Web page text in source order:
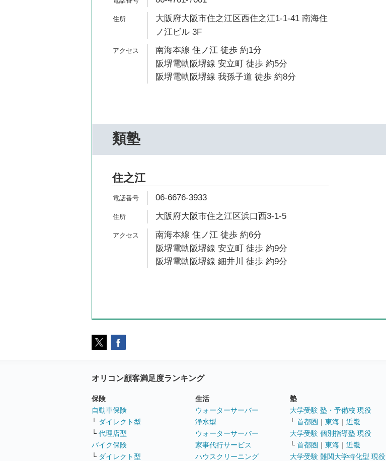
大阪府大阪市住之江区西住之江1-1-41 南海住
ノ江ビル 3F
南海本線 住ノ江 徒歩 約1分
阪堺電軌阪堺線 安立町 徒歩 約5分
阪堺電軌阪堺線 我孫子道 徒歩 約8分
類塾
住之江
06-6676-3933
大阪府大阪市住之江区浜口西3-1-5
南海本線 住ノ江 徒歩 約6分
阪堺電軌阪堺線 安立町 徒歩 約9分
阪堺電軌阪堺線 細井川 徒歩 約9分
オリコン顧客満足度ランキング
保険
自動車保険
└ ダイレクト型
└ 代理店型
バイク保険
└ ダイレクト型
生活
ウォーターサーバー
浄水型
ウォーターサーバー
家事代行サービス
ハウスクリーニング
塾
大学受験 塾・予備校 現役
└ 首都圏 ｜ 東海 ｜ 近畿
大学受験 個別指導塾 現役
└ 首都圏 ｜ 東海 ｜ 近畿
大学受験 難関大学特化型 現役